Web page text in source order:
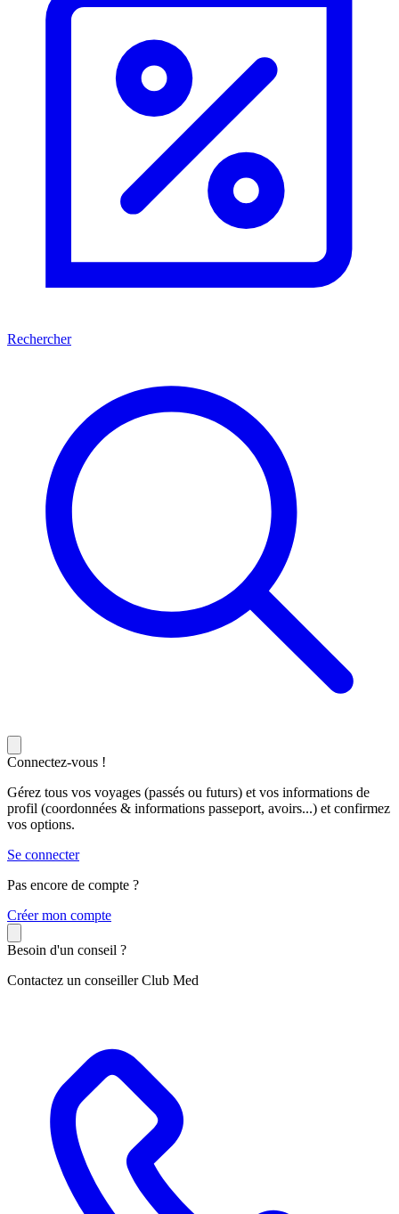
Rechercher
Connectez-vous !
Gérez tous vos voyages (passés ou futurs) et vos informations de
profil (coordonnées & informations passeport, avoirs...) et confirmez
vos options.
Se connecter
Pas encore de compte ?
Créer mon compte
Besoin d'un conseil ?
Contactez un conseiller Club Med